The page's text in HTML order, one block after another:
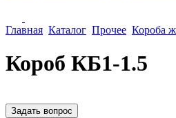
Главная Каталог Прочее Короба
Короб КБ1-1.5
Задать вопрос